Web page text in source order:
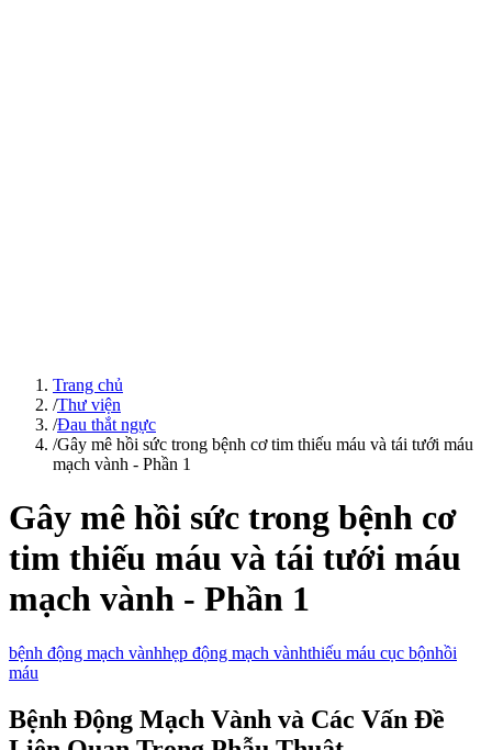
Trang chủ
/Thư viện
/Đau thắt ngực
/Gây mê hồi sức trong bệnh cơ tim thiếu máu và tái tưới máu
mạch vành - Phần 1
Gây mê hồi sức trong bệnh cơ
tim thiếu máu và tái tưới máu
mạch vành - Phần 1
bệnh động mạch vànhhẹp động mạch vànhthiếu máu cục bộnhồi
máu
Bệnh Động Mạch Vành và Các Vấn Đề